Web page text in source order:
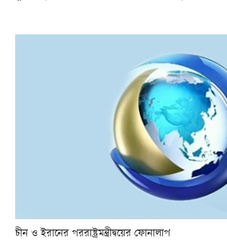
চীন ও ইরানের পররাষ্ট্রমন্ত্রীদ্বয়ের ফোনালাপ